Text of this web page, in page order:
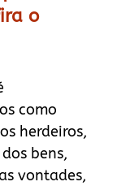
o
como
herdeiros,
bens,
vontades,